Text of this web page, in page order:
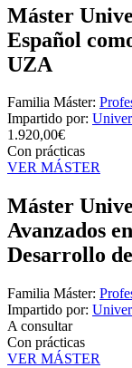
Máster
Español
UZA
Familia Máster:
Impartido por:
1.920,00€
Con prácticas
VER MÁSTER
Máster
Avanzados
Desarrollo
Familia Máster:
Impartido por:
A consultar
Con prácticas
VER MÁSTER